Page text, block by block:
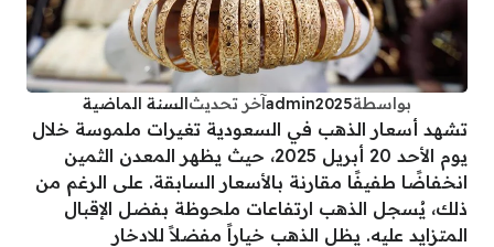
بواسطةadmin2025آخر تحديثالسنة الماضية
تشهد أسعار الذهب في السعودية تغيرات ملموسة خلال
يوم الأحد 20 أبريل 2025، حيث يظهر المعدن الثمين
انخفاضًا طفيفًا مقارنة بالأسعار السابقة. على الرغم من
ذلك، يُسجل الذهب ارتفاعات ملحوظة بفضل الإقبال
المتزايد عليه. يظل الذهب خياراً مفضلاً للادخار